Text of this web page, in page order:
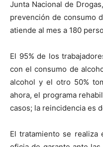
Jun­ta Nacional de
pre­ven­ción de con­sumo
atiende al mes a 180
El 95% de los
con el con­sumo de
alco­hol y el otro 50%
aho­ra, el pro­gra­ma
casos; la rein­ci­den­cia es
El tratamien­to se real­iza